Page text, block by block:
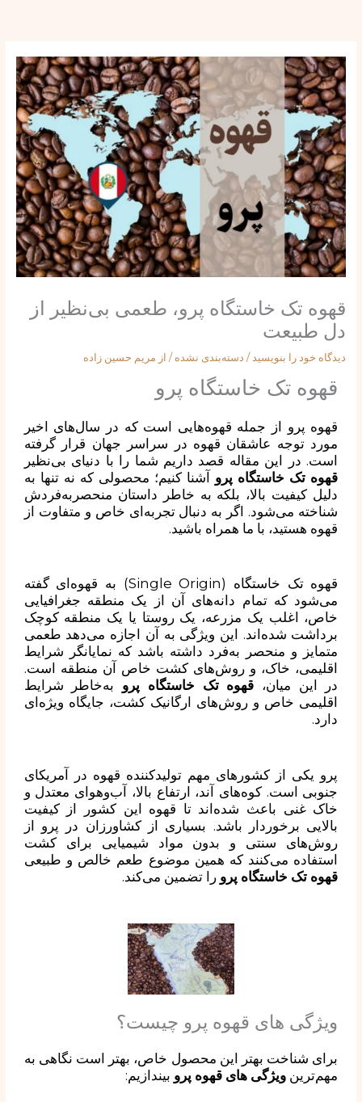
قهوه تک خاستگاه پرو، طعمی بی‌نظیر از
دل طبیعت
دیدگاه‌ خود را بنویسید /دسته‌بندی نشده/ از مریم حسین زاده
قهوه تک خاستگاه پرو
قهوه پرو از جمله قهوه‌هایی است که در سال‌های اخیر
مورد توجه عاشقان قهوه در سراسر جهان قرار گرفته
است. در این مقاله قصد داریم شما را با دنیای بی‌نظیر
قهوه تک خاستگاه پرو آشنا کنیم؛ محصولی که نه تنها به
دلیل کیفیت بالا، بلکه به خاطر داستان منحصربه‌فردش
شناخته می‌شود. اگر به دنبال تجربه‌ای خاص و متفاوت از
قهوه هستید، با ما همراه باشید.
قهوه تک خاستگاه (Single Origin) به قهوه‌ای گفته
می‌شود که تمام دانه‌های آن از یک منطقه جغرافیایی
خاص، اغلب یک مزرعه، یک روستا یا یک منطقه کوچک
برداشت شده‌اند. این ویژگی به آن اجازه می‌دهد طعمی
متمایز و منحصر به‌فرد داشته باشد که نمایانگر شرایط
اقلیمی، خاک، و روش‌های کشت خاص آن منطقه است.
در این میان، قهوه تک خاستگاه پرو به‌خاطر شرایط
اقلیمی خاص و روش‌های ارگانیک کشت، جایگاه ویژه‌ای
دارد.
پرو یکی از کشورهای مهم تولیدکننده قهوه در آمریکای
جنوبی است. کوه‌های آند، ارتفاع بالا، آب‌وهوای معتدل و
خاک غنی باعث شده‌اند تا قهوه این کشور از کیفیت
بالایی برخوردار باشد. بسیاری از کشاورزان در پرو از
روش‌های سنتی و بدون مواد شیمیایی برای کشت
استفاده می‌کنند که همین موضوع طعم خالص و طبیعی
قهوه تک خاستگاه پرو را تضمین می‌کند.
ویژگی های قهوه پرو چیست؟
برای شناخت بهتر این محصول خاص، بهتر است نگاهی به
مهم‌ترینویژگی های قهوه پرو بیندازیم: